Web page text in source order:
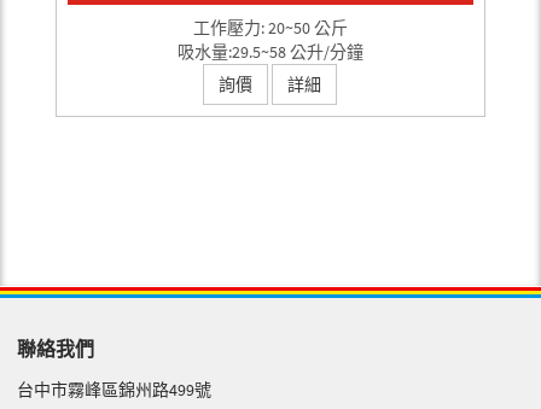
工作壓力: 20~50 公斤
吸水量:29.5~58 公升/分鐘
詢價
詳細
聯絡我們
台中市霧峰區錦州路499號